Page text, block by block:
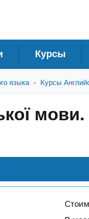
Курсы
языка » Курсы